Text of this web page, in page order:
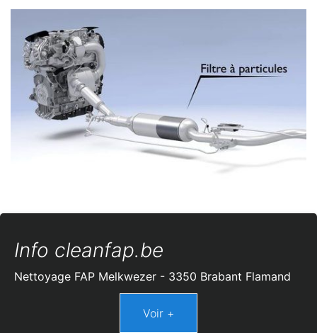
Info cleanfap.be
Nettoyage FAP Melkwezer - 3350 Brabant Flamand